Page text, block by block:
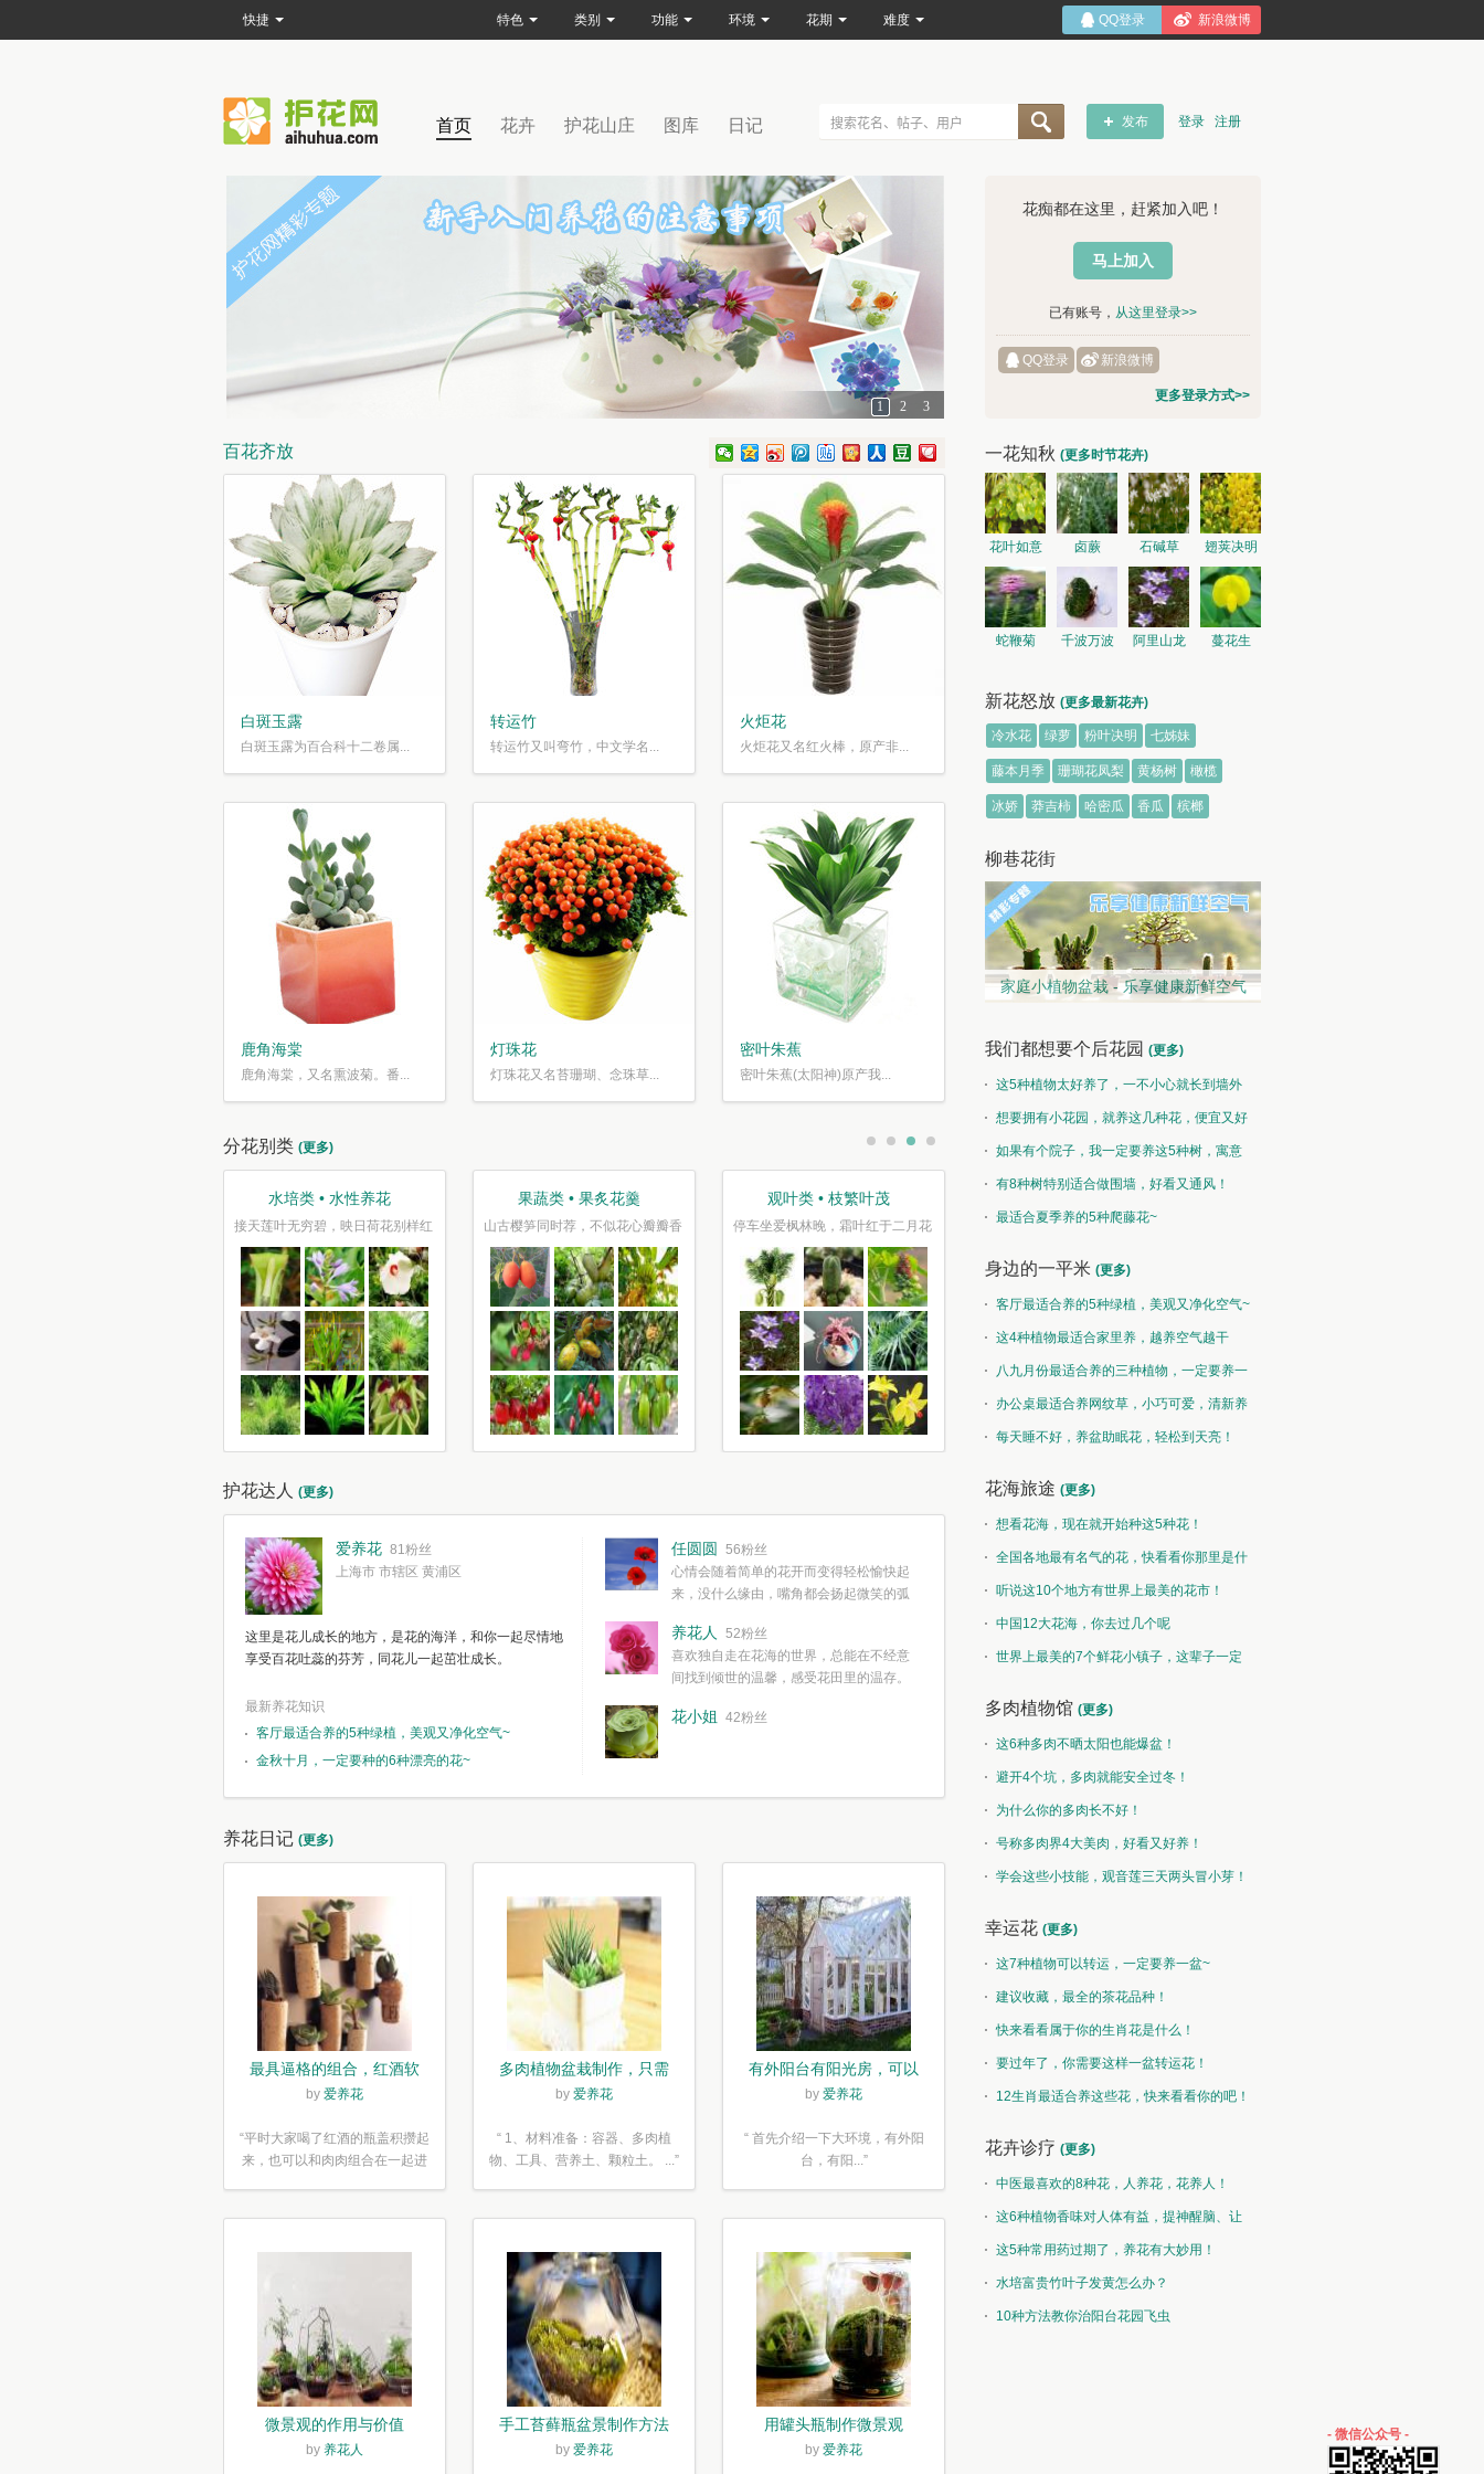
首页 花卉 护花山庄 图库 日记 发布 登录 注册
1 2 3
百花齐放
白斑玉露
白斑玉露为百合科十二卷属...
转运竹
转运竹又叫弯竹，中文学名...
火炬花
火炬花又名红火棒，原产非...
鹿角海棠
鹿角海棠，又名熏波菊。番...
灯珠花
灯珠花又名苔珊瑚、念珠草...
密叶朱蕉
密叶朱蕉(太阳神)原产我...
分花别类 (更多)
水培类 • 水性养花
接天莲叶无穷碧，映日荷花别样红
果蔬类 • 果炙花羹
山古樱笋同时荐，不似花心瓣瓣香
观叶类 • 枝繁叶茂
停车坐爱枫林晚，霜叶红于二月花 水光潋滟花方好,山色空蒙枝亦奇
护花达人 (更多)
爱养花 81粉丝
上海市 市辖区 黄浦区
这里是花儿成长的地方，是花的海洋，和你一起尽情地
享受百花吐蕊的芬芳，同花儿一起茁壮成长。
最新养花知识
客厅最适合养的5种绿植，美观又净化空气~
金秋十月，一定要种的6种漂亮的花~
任圆圆
56粉丝
心情会随着简单的花开而变得轻松愉快起
来，没什么缘由，嘴角都会扬起微笑的弧
简单愉快的心情，这些都不需要想得太多，其实都是
我们自己复杂了生活和心境。
养花人
52粉丝
喜欢独自走在花海的世界，总能在不经意
间找到倾世的温馨，感受花田里的温存。
花小姐 42粉丝
养花日记 (更多)
最具逼格的组合，红酒软
木塞diy多肉植物盆栽
by 爱养花
“平时大家喝了红酒的瓶盖积攒起
来，也可以和肉肉组合在一起进
多肉植物盆栽制作，只需
简单6步
by 爱养花
“ 1、材料准备：容器、多肉植
物、工具、营养土、颗粒土。 ...”
有外阳台有阳光房，可以
露养！为了肉肉，任性又
by 爱养花
“ 首先介绍一下大环境，有外阳
台，有阳...”
微景观的作用与价值
by 养花人
手工苔藓瓶盆景制作方法
by 爱养花
用罐头瓶制作微景观
by 爱养花
花痴都在这里，赶紧加入吧！
马上加入
已有账号， 从这里登录>>
QQ登录 新浪微博
更多登录方式>>
一花知秋 (更多时节花卉)
花叶如意 卤蕨 石碱草 翅荚决明
蛇鞭菊 千波万波
阿里山龙
蔓花生
新花怒放 (更多最新花卉)
冷水花 绿萝 粉叶决明 七姊妹
藤本月季 珊瑚花凤梨 黄杨树 橄榄
冰娇 莽吉柿 哈密瓜 香瓜 槟榔
柳巷花街
家庭小植物盆栽 - 乐享健康新鲜空气
我们都想要个后花园 (更多)
这5种植物太好养了，一不小心就长到墙外
了~想要拥有小花园，就养这几种花，便宜又好
养！如果有个院子，我一定要养这5种树，寓意
特别好！
有8种树特别适合做围墙，好看又通风！
最适合夏季养的5种爬藤花~
身边的一平米 (更多)
客厅最适合养的5种绿植，美观又净化空气~
这4种植物最适合家里养，越养空气越干
净！八九月份最适合养的三种植物，一定要养一
盆呀~
办公桌最适合养网纹草，小巧可爱，清新养
眼！每天睡不好，养盆助眠花，轻松到天亮！
花海旅途 (更多)
想看花海，现在就开始种这5种花！
全国各地最有名气的花，快看看你那里是什
么花儿！
听说这10个地方有世界上最美的花市！
中国12大花海，你去过几个呢
世界上最美的7个鲜花小镇子，这辈子一定
多肉植物馆 (更多)
这6种多肉不晒太阳也能爆盆！
避开4个坑，多肉就能安全过冬！
为什么你的多肉长不好！
号称多肉界4大美肉，好看又好养！
学会这些小技能，观音莲三天两头冒小芽！
幸运花 (更多)
这7种植物可以转运，一定要养一盆~
建议收藏，最全的茶花品种！
快来看看属于你的生肖花是什么！
要过年了，你需要这样一盆转运花！
12生肖最适合养这些花，快来看看你的吧！
花卉诊疗 (更多)
中医最喜欢的8种花，人养花，花养人！
这6种植物香味对人体有益，提神醒脑、让
你睡的香、身体棒。
这5种常用药过期了，养花有大妙用！
水培富贵竹叶子发黄怎么办？
10种方法教你治阳台花园飞虫
快捷 特色 类别 功能 环境 花期 难度 QQ登录 新浪微博
- 微信公众号 -